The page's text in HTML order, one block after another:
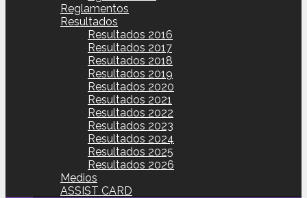
Reglamentos
Resultados
Resultados 2016
Resultados 2017
Resultados 2018
Resultados 2019
Resultados 2020
Resultados 2021
Resultados 2022
Resultados 2023
Resultados 2024
Resultados 2025
Resultados 2026
Medios
ASSIST CARD